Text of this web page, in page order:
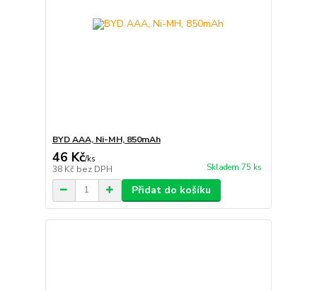
BYD AAA, Ni-MH, 850mAh
46 Kč/ks
38 Kč bez DPH Skladem 75 ks
Přidat do košíku